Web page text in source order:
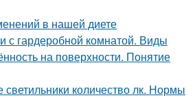
в нашей диете
с гардеробной комнатой. Виды
на поверхности. Понятие
количество лк. Нормы